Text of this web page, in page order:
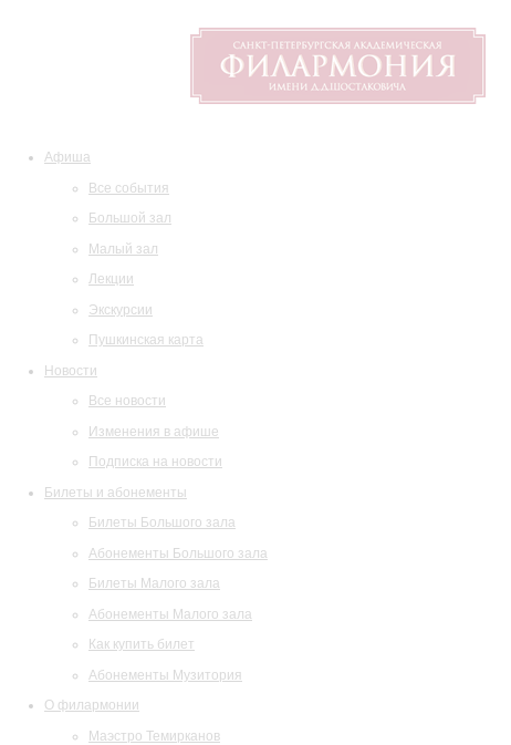
Афиша
Все события
Большой зал
Малый зал
Лекции
Экскурсии
Пушкинская карта
Новости
Все новости
Изменения в афише
Подписка на новости
Билеты и абонементы
Билеты Большого зала
Абонементы Большого зала
Билеты Малого зала
Абонементы Малого зала
Как купить билет
Абонементы Музитория
О филармонии
Маэстро Темирканов